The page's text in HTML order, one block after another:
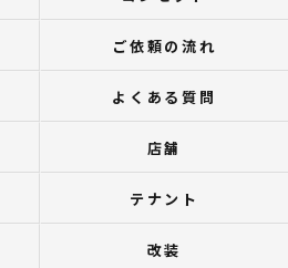
ご依頼の流れ
よくある質問
店舗
テナント
改装